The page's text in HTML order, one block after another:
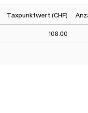
Taxpunktwert (CHF)
108.00